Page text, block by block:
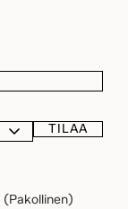
(Pakollinen)
TILAA